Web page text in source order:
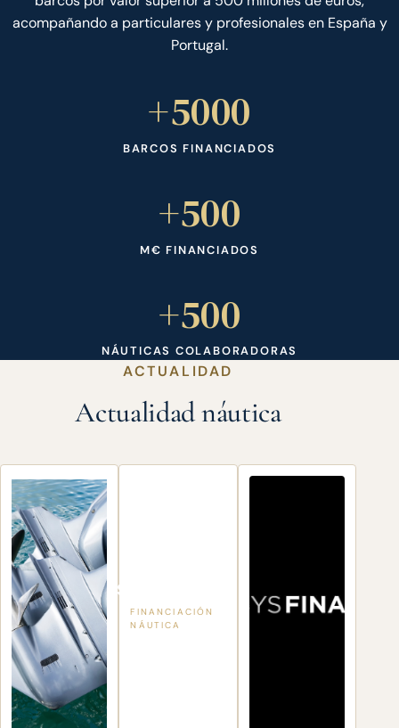
acompañando a particulares y profesionales en España y
Portugal.
+5000
BARCOS FINANCIADOS
+500
M€ FINANCIADOS
+500
NÁUTICAS COLABORADORAS
ACTUALIDAD
Actualidad náutica
SYSFINANCE
FINANCIACIÓN
NÁUTICA